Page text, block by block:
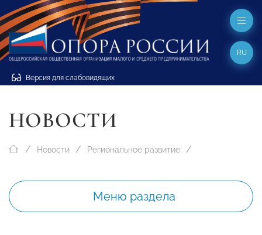
Версия для слабовидящих
RU
НОВОСТИ
Новости Региональное развитие
Меню раздела